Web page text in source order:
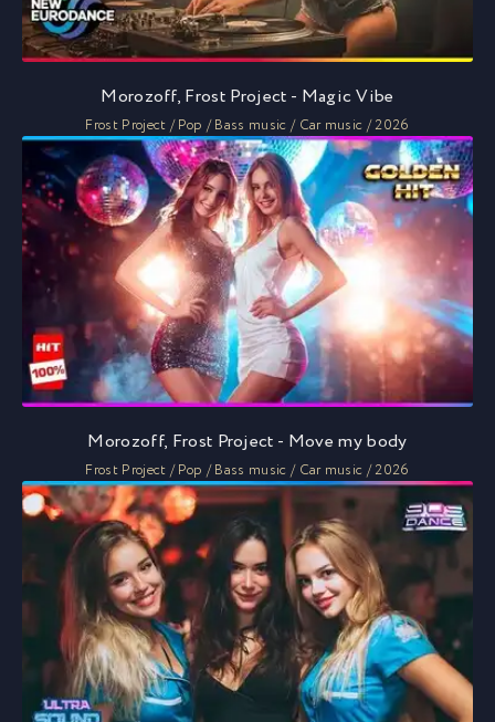
Morozoff, Frost Project - Magic Vibe
Frost Project / Pop / Bass music / Car music / 2026
Morozoff, Frost Project - Move my body
Frost Project / Pop / Bass music / Car music / 2026